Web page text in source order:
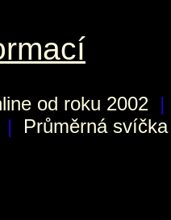
od roku 2002 |
| Průměrná